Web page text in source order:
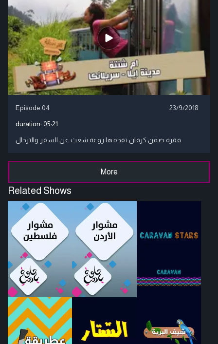
Episode 04 23/9/2018
duration: 05:21
More
Related Shows